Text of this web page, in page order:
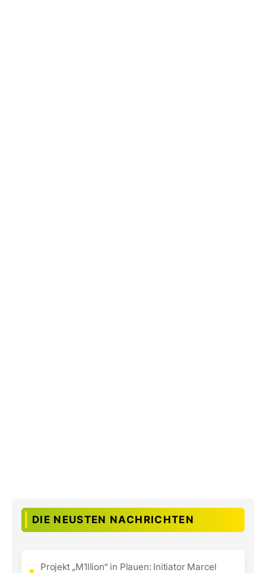
DIE NEUSTEN NACHRICHTEN
Projekt „M1llion“ in Plauen: Initiator Marcel